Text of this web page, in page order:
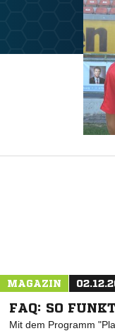
MAGAZIN
FAQ: SO
Mit dem Programm